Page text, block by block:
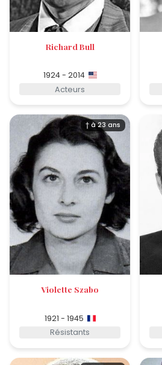
Richard Bull
1924 - 2014
Acteurs
† à 23 ans
Violette Szabo
1921 - 1945
Résistants